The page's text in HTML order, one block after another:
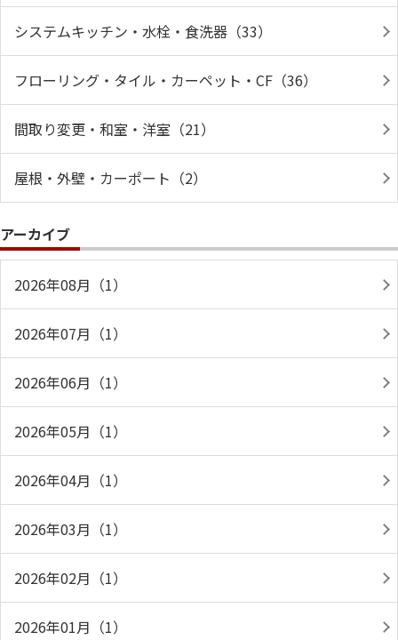
システムキッチン・水栓・食洗器（33）
フローリング・タイル・カーペット・CF（36）
間取り変更・和室・洋室（21）
屋根・外壁・カーポート（2）
アーカイブ
2026年08月（1）
2026年07月（1）
2026年06月（1）
2026年05月（1）
2026年04月（1）
2026年03月（1）
2026年02月（1）
2026年01月（1）